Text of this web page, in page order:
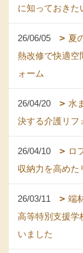
に知っておきた
26/06/05
夏
熱改修で快適空
ォーム
26/04/20
水
決する介護リフ
26/04/10
ロ
収納力を高めた
26/03/11
端
高等特別支援学
いました